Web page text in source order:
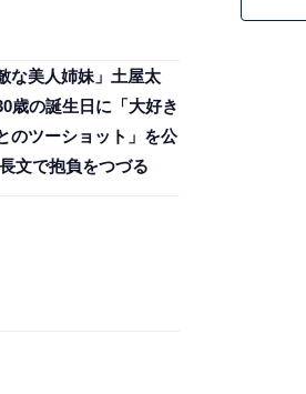
な美人姉妹」土屋太
歳の誕生日に「大好き
のツーショット」を公
文で抱負をつづる